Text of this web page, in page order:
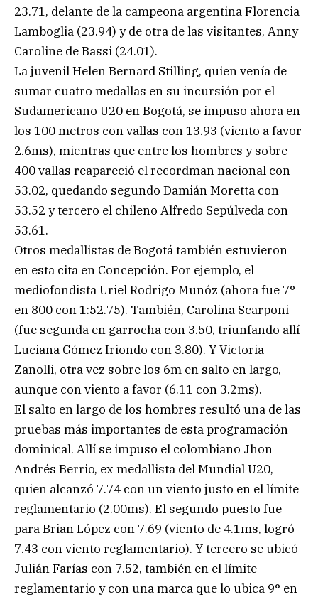
23.71, delante de la campeona argentina Florencia
Lamboglia (23.94) y de otra de las visitantes, Anny
Caroline de Bassi (24.01).
La juvenil Helen Bernard Stilling, quien venía de
sumar cuatro medallas en su incursión por el
Sudamericano U20 en Bogotá, se impuso ahora en
los 100 metros con vallas con 13.93 (viento a favor
2.6ms), mientras que entre los hombres y sobre
400 vallas reapareció el recordman nacional con
53.02, quedando segundo Damián Moretta con
53.52 y tercero el chileno Alfredo Sepúlveda con
53.61.
Otros medallistas de Bogotá también estuvieron
en esta cita en Concepción. Por ejemplo, el
mediofondista Uriel Rodrigo Muñóz (ahora fue 7°
en 800 con 1:52.75). También, Carolina Scarponi
(fue segunda en garrocha con 3.50, triunfando allí
Luciana Gómez Iriondo con 3.80). Y Victoria
Zanolli, otra vez sobre los 6m en salto en largo,
aunque con viento a favor (6.11 con 3.2ms).
El salto en largo de los hombres resultó una de las
pruebas más importantes de esta programación
dominical. Allí se impuso el colombiano Jhon
Andrés Berrio, ex medallista del Mundial U20,
quien alcanzó 7.74 con un viento justo en el límite
reglamentario (2.00ms). El segundo puesto fue
para Brian López con 7.69 (viento de 4.1ms, logró
7.43 con viento reglamentario). Y tercero se ubicó
Julián Farías con 7.52, también en el límite
reglamentario y con una marca que lo ubica 9° en